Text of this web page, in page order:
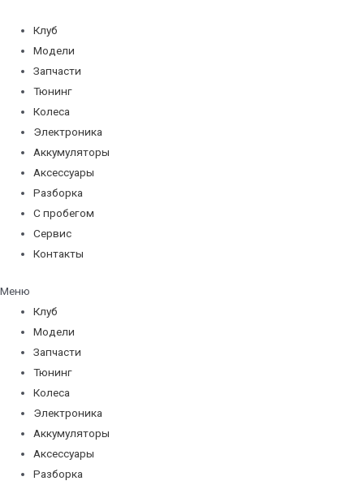
содержимому
Клуб
Модели
Запчасти
Тюнинг
Колеса
Электроника
Аккумуляторы
Аксессуары
Разборка
С пробегом
Сервис
Контакты
Меню
Клуб
Модели
Запчасти
Тюнинг
Колеса
Электроника
Аккумуляторы
Аксессуары
Разборка